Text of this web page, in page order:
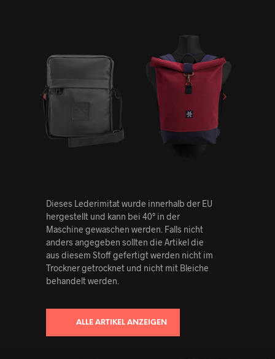
Dieses Lederimitat wurde innerhalb der EU
hergestellt und kann bei 40° in der
Maschine gewaschen werden. Falls nicht
anders angegeben sollten die Artikel die
aus diesem Stoff gefertigt werden nicht im
Trockner getrocknet und nicht mit Bleiche
behandelt werden.
ALLE ARTIKEL ANZEIGEN